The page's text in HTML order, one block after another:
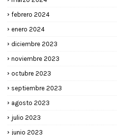
febrero 2024
enero 2024
diciembre 2023
noviembre 2023
octubre 2023
septiembre 2023
agosto 2023
julio 2023
junio 2023